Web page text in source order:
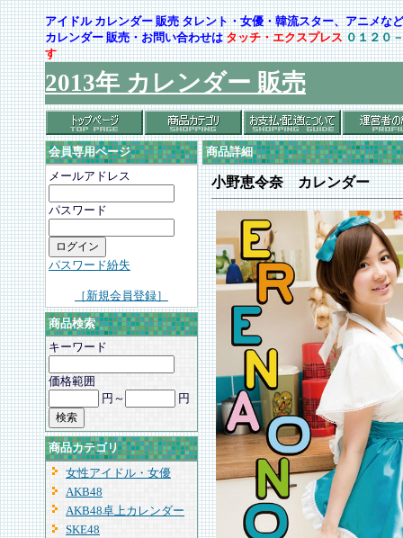
アイドル カレンダー 販売 タレント・女優・韓流スター、アニメ
カレンダー 販売・お問い合わせはタッチ・エクスプレス ０１２０
す
2013年 カレンダー 販売
会員専用ページ
メールアドレス
パスワード
パスワード紛失
［新規会員登録］
商品検索
キーワード
価格範囲
円～
円
商品カテゴリ
女性アイドル・女優
AKB48
AKB48卓上カレンダー
SKE48
商品詳細
小野恵令奈 カレンダー